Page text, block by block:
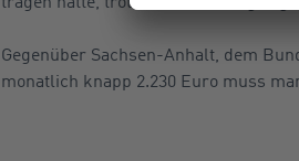
Gegenüber Sachsen-Anhalt, dem
monatlich knapp 2.230 Euro muss